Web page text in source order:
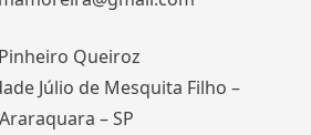
Queiroz
Júlio de Mesquita Filho –
– SP